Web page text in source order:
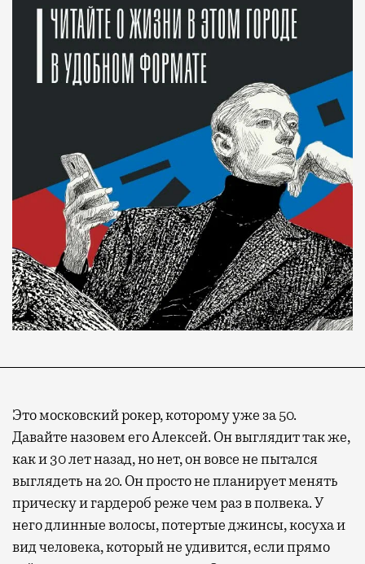
Это московский рокер, которому уже за 50.
Давайте назовем его Алексей. Он выглядит так же,
как и 30 лет назад, но нет, он вовсе не пытался
выглядеть на 20. Он просто не планирует менять
прическу и гардероб реже чем раз в полвека. У
него длинные волосы, потертые джинсы, косуха и
вид человека, который не удивится, если прямо